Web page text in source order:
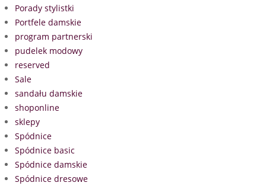
Porady stylistki
Portfele damskie
program partnerski
pudelek modowy
reserved
Sale
sandału damskie
shoponline
sklepy
Spódnice
Spódnice basic
Spódnice damskie
Spódnice dresowe